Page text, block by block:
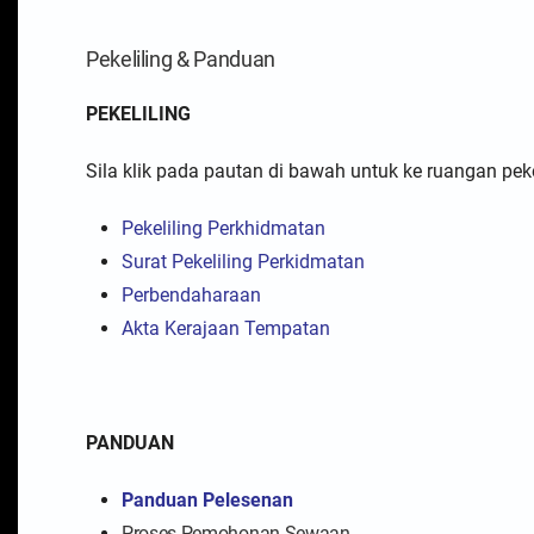
Pekeliling & Panduan
PEKELILING
Sila klik pada pautan di bawah untuk ke ruangan
Pekeliling Perkhidmatan
Surat Pekeliling Perkidmatan
Perbendaharaan
Akta Kerajaan Tempatan
PANDUAN
Panduan Pelesenan